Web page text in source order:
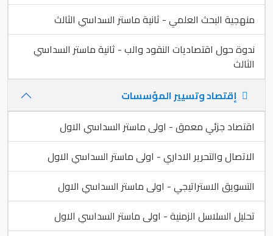
منهجية البحث العلمي - ثانية ماستر السداسي الثالث
ندوة حول اقتصاديات النقود والب - ثانية ماستر السداسي
الثالث
إقتصاد وتسيير المؤسسات
اقتصاد جزئي معمق - اولى ماستر السداسي الاول
الاتصال والتحرير الاداري - اولى ماستر السداسي الاول
التسويق الاستراتيجي - اولى ماستر السداسي الاول
تحليل السلاسل الزمنية - اولى ماستر السداسي الاول